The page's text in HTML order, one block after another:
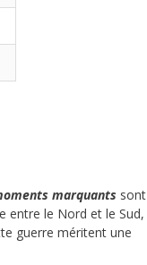
marquants sont
entre le Nord et le Sud,
guerre méritent une